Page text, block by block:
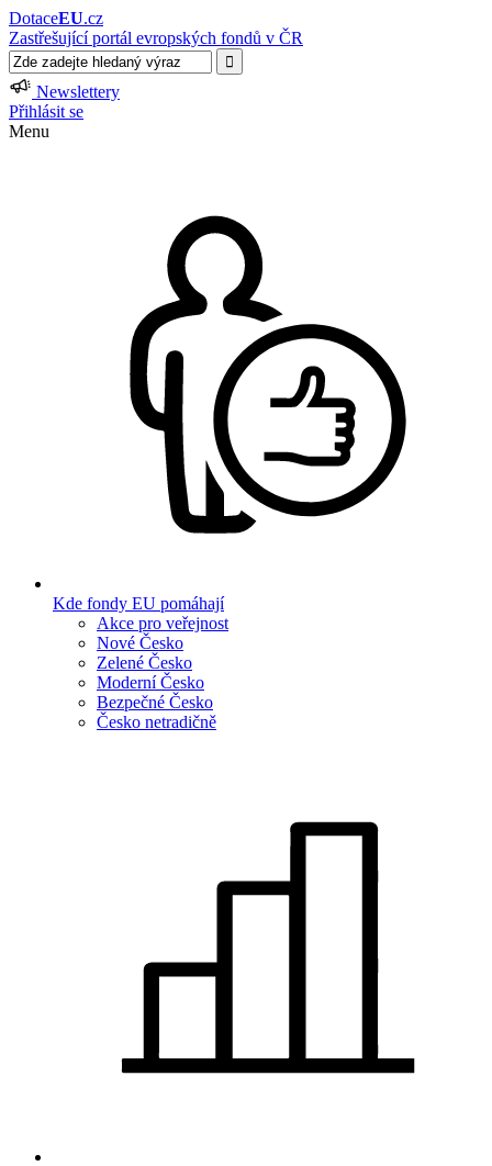
DotaceEU.cz
Zastřešující portál evropských fondů v ČR
Newslettery
Přihlásit se
Menu
Kde fondy EU pomáhají
Akce pro veřejnost
Nové Česko
Zelené Česko
Moderní Česko
Bezpečné Česko
Česko netradičně